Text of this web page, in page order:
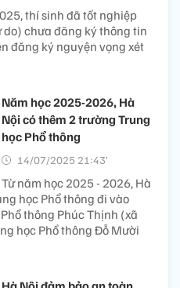
thí sinh đã tốt nghiệp
chưa đăng ký thông tin
đăng ký nguyện vọng xét
Năm học 2025-2026, Hà
Nội có thêm 2 trường Trung
học Phổ thông
14/07/2025 21:43’
Từ năm học 2025 - 2026, Hà
học Phổ thông đi vào
thông Phúc Thịnh (xã
học Phổ thông Đỗ Mười